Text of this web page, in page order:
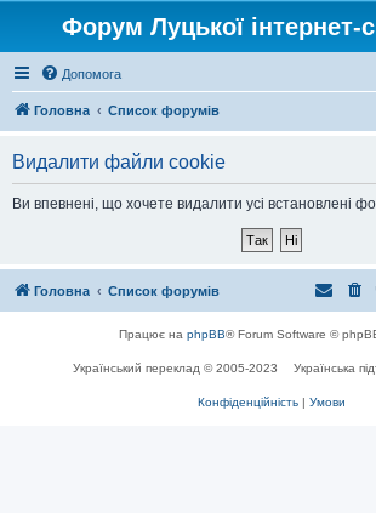
Форум Луцької інтернет-
Допомога
Головна Список форумів
Видалити файли cookie
Ви впевнені, що хочете видалити усі встановлені
Головна Список форумів
Працює на phpBB® Forum Software ©
Український переклад © 2005-2023 Українська
Конфіденційність | Умови